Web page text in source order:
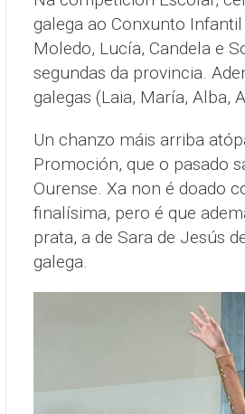
galega ao Conxunto
Moledo, Lucía, Candela e
segundas da provincia.
galegas (Laia, María, Alba,
Un chanzo máis arriba
Promoción, que o pasado
Ourense. Xa non é doado
finalísima, pero é que
prata, a de Sara de Jesús
galega.